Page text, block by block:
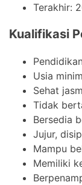
Terakhir:
Kualifikasi
Usia
Sehat
Tidak
Bersedia
Jujur,
Mampu
Memiliki